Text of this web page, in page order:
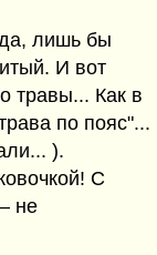
лишь бы
И вот
травы... Как в
по пояс"...
).
С
не